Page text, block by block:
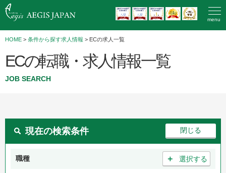
menu
HOME > 条件から探す求人情報 > ECの求人一覧
ECの転職・求人情報一覧
JOB SEARCH
現在の検索条件
職種 ＋ 選択する